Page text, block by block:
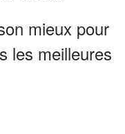
mieux pour
les meilleures